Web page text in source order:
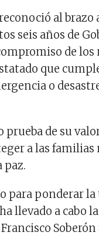
al brazo
seis años de
de
que
o
prueba de su
a las
paz.
para ponderar
llevado a cabo
Soberón